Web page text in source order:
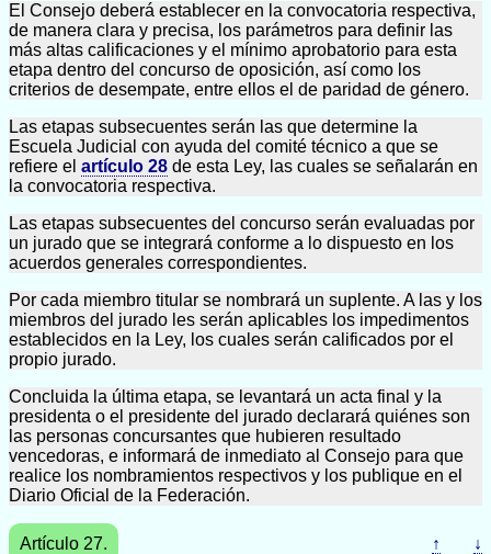
El Consejo deberá establecer en la convocatoria respectiva,
de manera clara y precisa, los parámetros para definir las
más altas calificaciones y el mínimo aprobatorio para esta
etapa dentro del concurso de oposición, así como los
criterios de desempate, entre ellos el de paridad de género.
Las etapas subsecuentes serán las que determine la
Escuela Judicial con ayuda del comité técnico a que se
refiere el artículo 28 de esta Ley, las cuales se señalarán en
la convocatoria respectiva.
Las etapas subsecuentes del concurso serán evaluadas por
un jurado que se integrará conforme a lo dispuesto en los
acuerdos generales correspondientes.
Por cada miembro titular se nombrará un suplente. A las y los
miembros del jurado les serán aplicables los impedimentos
establecidos en la Ley, los cuales serán calificados por el
propio jurado.
Concluida la última etapa, se levantará un acta final y la
presidenta o el presidente del jurado declarará quiénes son
las personas concursantes que hubieren resultado
vencedoras, e informará de inmediato al Consejo para que
realice los nombramientos respectivos y los publique en el
Diario Oficial de la Federación.
Artículo 27. ↑ ↓